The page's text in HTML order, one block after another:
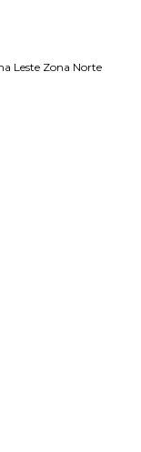
Leste Zona Norte